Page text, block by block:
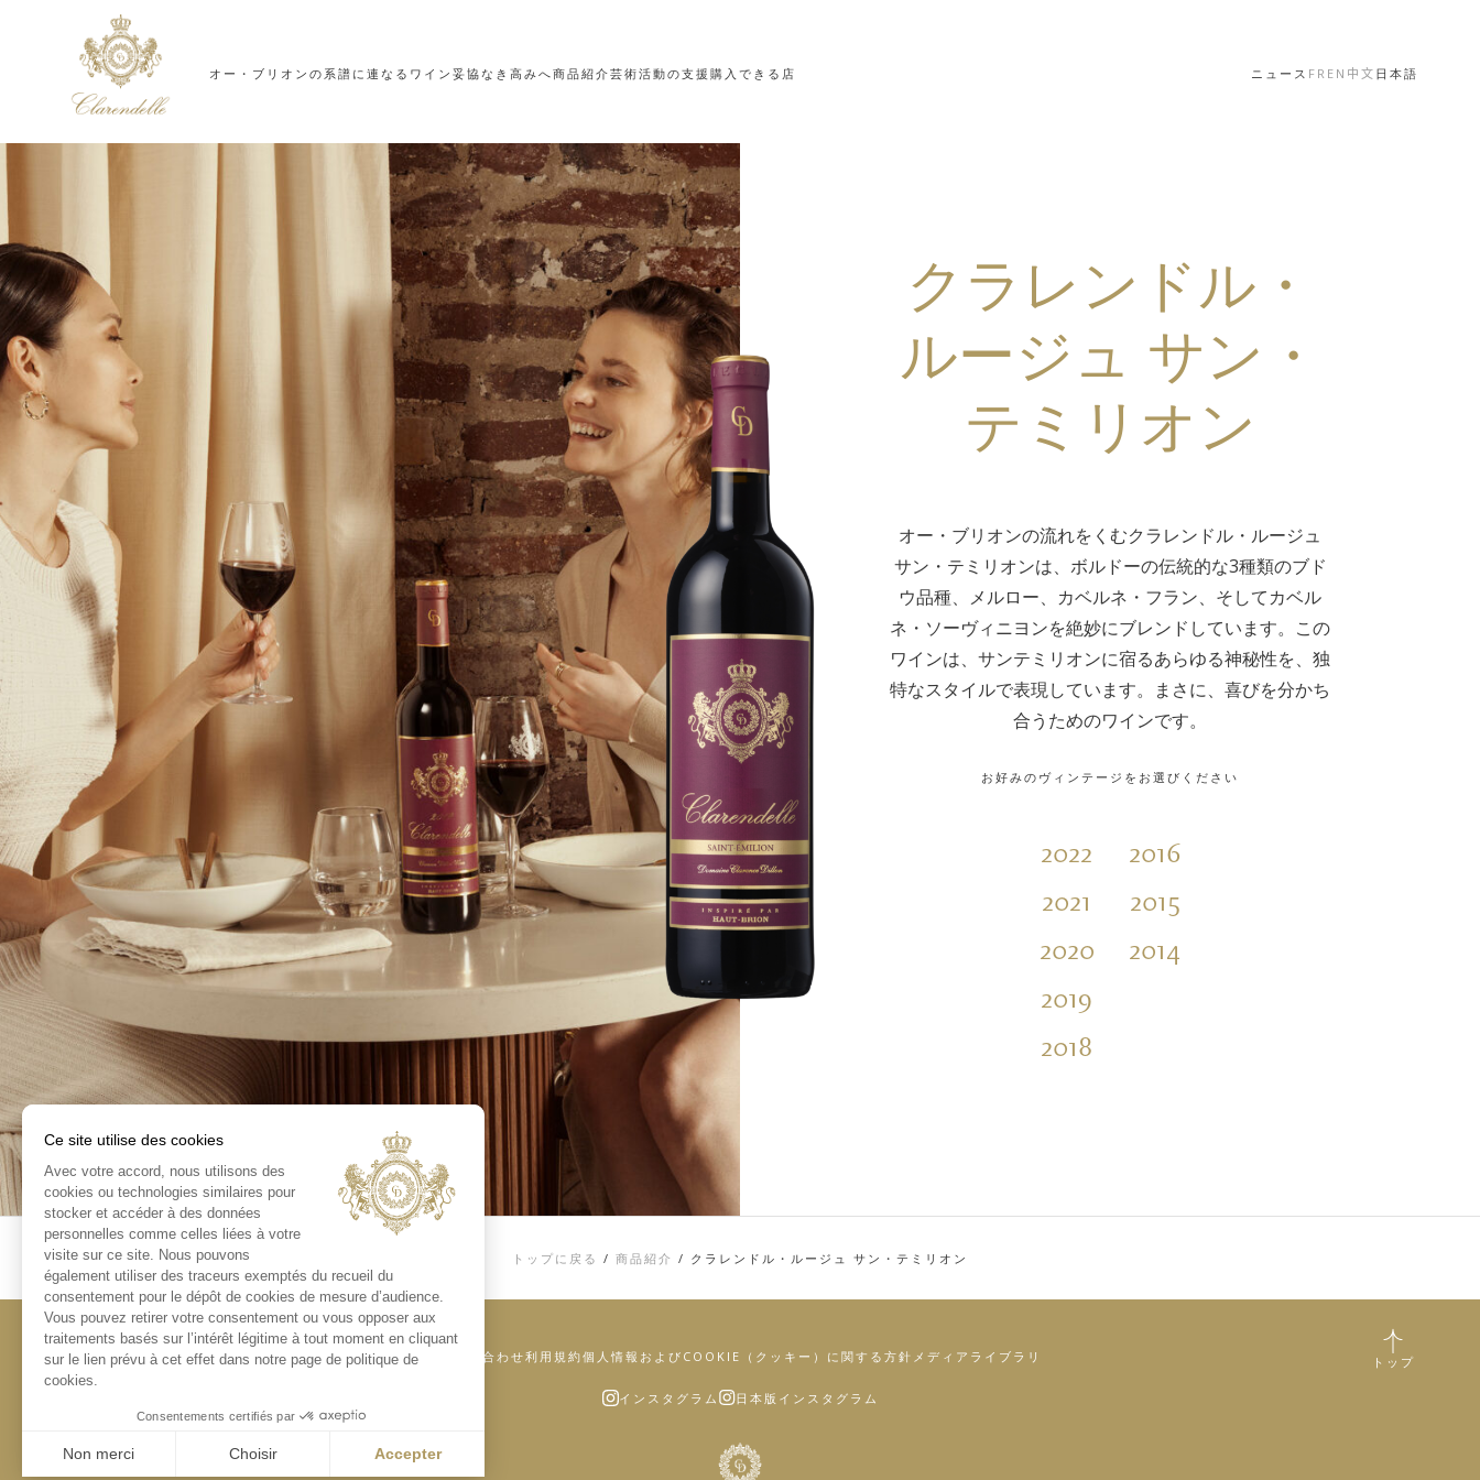
オー・ブリオンの系譜に連なるワイン妥協なき高みへ商品紹介芸術活動の支援購入できる店 ニュース FR EN 中文 日本語
クラレンドル・
ルージュ サン・
テミリオン
オー・ブリオンの流れをくむクラレンドル・ルージュ
サン・テミリオンは、ボルドーの伝統的な3種類のブド
ウ品種、メルロー、カベルネ・フラン、そしてカベル
ネ・ソーヴィニヨンを絶妙にブレンドしています。この
ワインは、サンテミリオンに宿るあらゆる神秘性を、独
特なスタイルで表現しています。まさに、喜びを分かち
合うためのワインです。
お好みのヴィンテージをお選びください
2022
2021
2020
2019
2018
2016
2015
2014
トップに戻る / 商品紹介 / クラレンドル・ルージュ サン・テミリオン
お問い合わせ利用規約個人情報およびCOOKIE（クッキー）に関する方針 メディアライブラリ
インスタグラム 日本版インスタグラム
トップ
Ce site utilise des cookies
Avec votre accord, nous utilisons des
cookies ou technologies similaires pour
stocker et accéder à des données
personnelles comme celles liées à votre
visite sur ce site. Nous pouvons
également utiliser des traceurs exemptés du recueil du
consentement pour le dépôt de cookies de mesure d’audience.
Vous pouvez retirer votre consentement ou vous opposer aux
traitements basés sur l’intérêt légitime à tout moment en cliquant
sur le lien prévu à cet effet dans notre page de politique de
cookies.
Consentements certifiés par
Non merci Choisir Accepter